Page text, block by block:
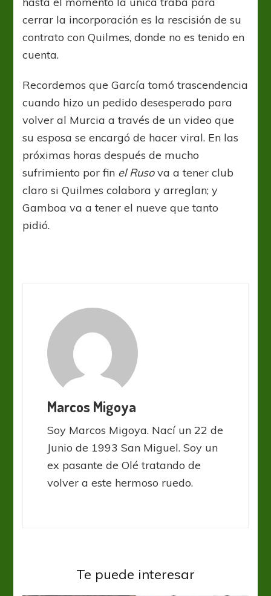
cerrar la incorporación es la rescisión de su
contrato con Quilmes, donde no es tenido en
cuenta.
Recordemos que García tomó trascendencia
cuando hizo un pedido desesperado para
volver al Murcia a través de un video que
su esposa se encargó de hacer viral. En las
próximas horas después de mucho
sufrimiento por fin el Rusova a tener club
claro si Quilmes colabora y arreglan; y
Gamboa va a tener el nueve que tanto
pidió.
Marcos Migoya
Soy Marcos Migoya. Nací un 22 de
Junio de 1993 San Miguel. Soy un
ex pasante de Olé tratando de
volver a este hermoso ruedo.
Te puede interesar